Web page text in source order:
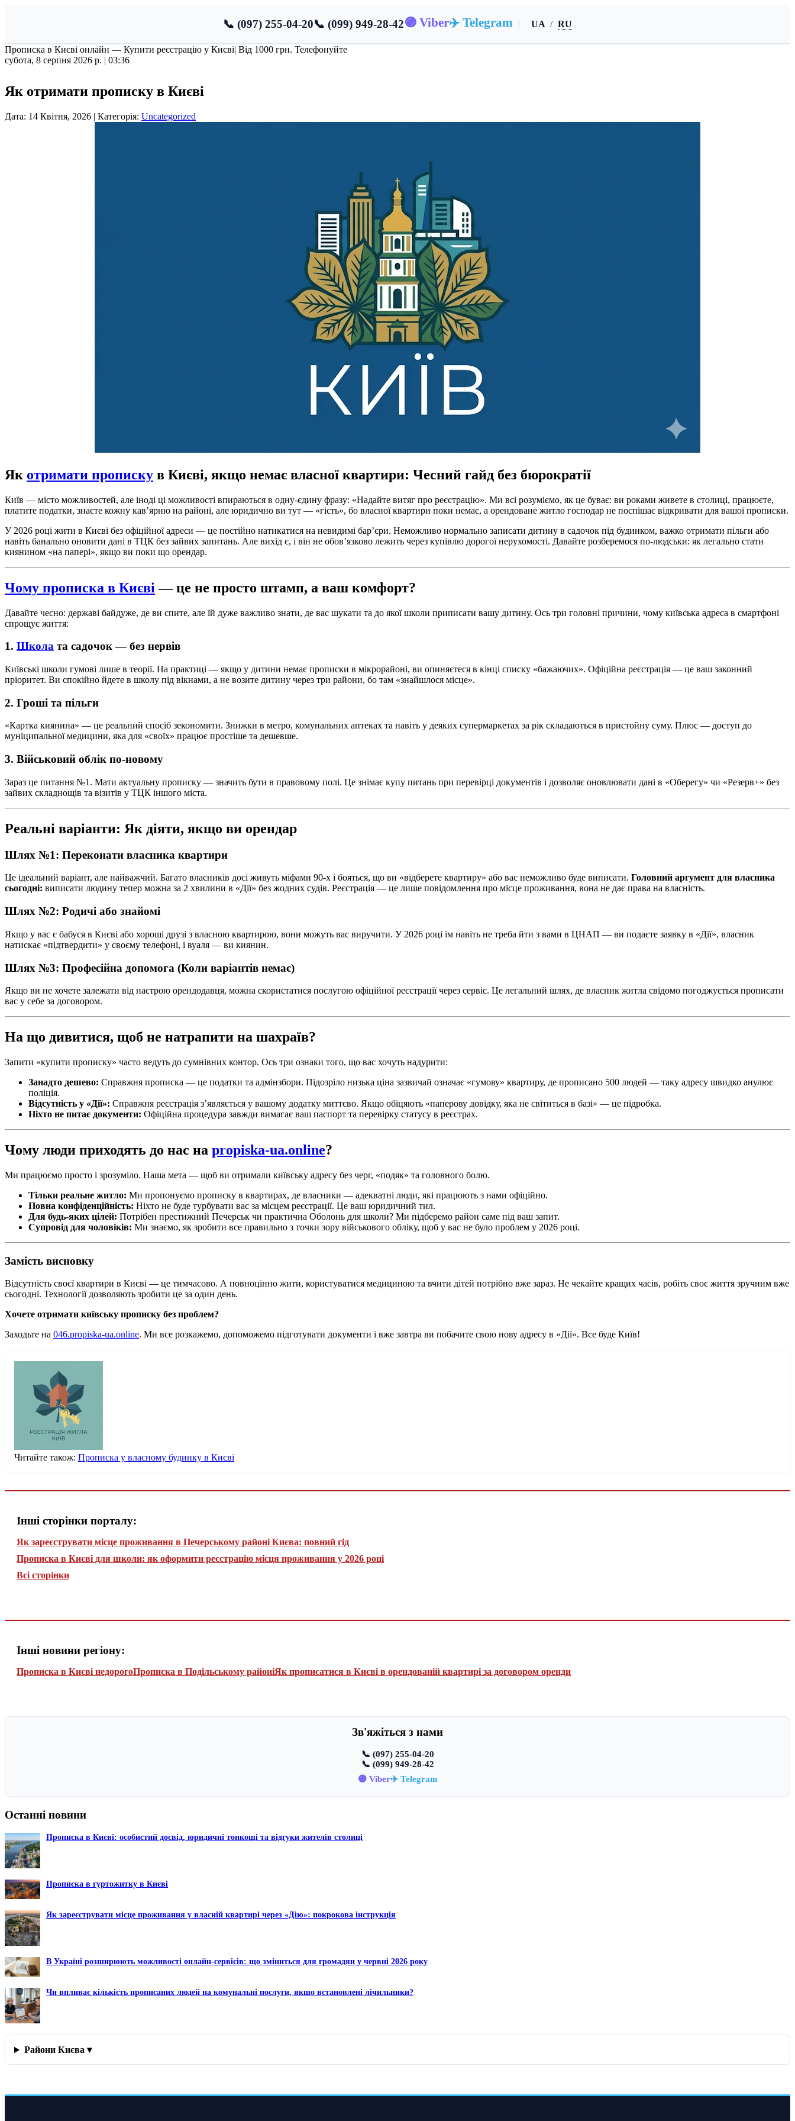
📞 (097) 255-04-20📞 (099) 949-28-42🟣 Viber✈️ Telegram UA / RU
Прописка в Києві онлайн — Купити реєстрацію у Києві| Від 1000 грн. Телефонуйте
субота, 8 серпня 2026 р. | 03:36
Як отримати прописку в Києві
Дата: 14 Квітня, 2026 | Категорія: Uncategorized
Як отримати прописку в Києві, якщо немає власної квартири: Чесний гайд без бюрократії
Київ — місто можливостей, але іноді ці можливості впираються в одну-єдину фразу: «Надайте витяг про реєстрацію». Ми всі розуміємо, як це буває: ви роками живете в столиці, працюєте,
платите податки, знаєте кожну кав’ярню на районі, але юридично ви тут — «гість», бо власної квартири поки немає, а орендоване житло господар не поспішає відкривати для вашої прописки.
У 2026 році жити в Києві без офіційної адреси — це постійно натикатися на невидимі бар’єри. Неможливо нормально записати дитину в садочок під будинком, важко отримати пільги або
навіть банально оновити дані в ТЦК без зайвих запитань. Але вихід є, і він не обов’язково лежить через купівлю дорогої нерухомості. Давайте розберемося по-людськи: як легально стати
киянином «на папері», якщо ви поки що орендар.
Чому прописка в Києві — це не просто штамп, а ваш комфорт?
Давайте чесно: державі байдуже, де ви спите, але їй дуже важливо знати, де вас шукати та до якої школи приписати вашу дитину. Ось три головні причини, чому київська адреса в смартфоні
спрощує життя:
1. Школа та садочок — без нервів
Київські школи гумові лише в теорії. На практиці — якщо у дитини немає прописки в мікрорайоні, ви опиняєтеся в кінці списку «бажаючих». Офіційна реєстрація — це ваш законний
пріоритет. Ви спокійно йдете в школу під вікнами, а не возите дитину через три райони, бо там «знайшлося місце».
2. Гроші та пільги
«Картка киянина» — це реальний спосіб зекономити. Знижки в метро, комунальних аптеках та навіть у деяких супермаркетах за рік складаються в пристойну суму. Плюс — доступ до
муніципальної медицини, яка для «своїх» працює простіше та дешевше.
3. Військовий облік по-новому
Зараз це питання №1. Мати актуальну прописку — значить бути в правовому полі. Це знімає купу питань при перевірці документів і дозволяє оновлювати дані в «Оберегу» чи «Резерв+» без
зайвих складнощів та візитів у ТЦК іншого міста.
Реальні варіанти: Як діяти, якщо ви орендар
Шлях №1: Переконати власника квартири
Це ідеальний варіант, але найважчий. Багато власників досі живуть міфами 90-х і бояться, що ви «відберете квартиру» або вас неможливо буде виписати. Головний аргумент для власника
сьогодні: виписати людину тепер можна за 2 хвилини в «Дії» без жодних судів. Реєстрація — це лише повідомлення про місце проживання, вона не дає права на власність.
Шлях №2: Родичі або знайомі
Якщо у вас є бабуся в Києві або хороші друзі з власною квартирою, вони можуть вас виручити. У 2026 році їм навіть не треба йти з вами в ЦНАП — ви подаєте заявку в «Дії», власник
натискає «підтвердити» у своєму телефоні, і вуаля — ви киянин.
Шлях №3: Професійна допомога (Коли варіантів немає)
Якщо ви не хочете залежати від настрою орендодавця, можна скористатися послугою офіційної реєстрації через сервіс. Це легальний шлях, де власник житла свідомо погоджується прописати
вас у себе за договором.
На що дивитися, щоб не натрапити на шахраїв?
Запити «купити прописку» часто ведуть до сумнівних контор. Ось три ознаки того, що вас хочуть надурити:
Занадто дешево: Справжня прописка — це податки та адмінзбори. Підозріло низька ціна зазвичай означає «гумову» квартиру, де прописано 500 людей — таку адресу швидко анулює
поліція.
Відсутність у «Дії»: Справжня реєстрація з’являється у вашому додатку миттєво. Якщо обіцяють «паперову довідку, яка не світиться в базі» — це підробка.
Ніхто не питає документи: Офіційна процедура завжди вимагає ваш паспорт та перевірку статусу в реєстрах.
Чому люди приходять до нас на propiska-ua.online?
Ми працюємо просто і зрозуміло. Наша мета — щоб ви отримали київську адресу без черг, «подяк» та головного болю.
Тільки реальне житло: Ми пропонуємо прописку в квартирах, де власники — адекватні люди, які працюють з нами офіційно.
Повна конфіденційність: Ніхто не буде турбувати вас за місцем реєстрації. Це ваш юридичний тил.
Для будь-яких цілей: Потрібен престижний Печерськ чи практична Оболонь для школи? Ми підберемо район саме під ваш запит.
Супровід для чоловіків: Ми знаємо, як зробити все правильно з точки зору військового обліку, щоб у вас не було проблем у 2026 році.
Замість висновку
Відсутність своєї квартири в Києві — це тимчасово. А повноцінно жити, користуватися медициною та вчити дітей потрібно вже зараз. Не чекайте кращих часів, робіть своє життя зручним вже
сьогодні. Технології дозволяють зробити це за один день.
Хочете отримати київську прописку без проблем?
Заходьте на 046.propiska-ua.online. Ми все розкажемо, допоможемо підготувати документи і вже завтра ви побачите свою нову адресу в «Дії». Все буде Київ!
Читайте також: Прописка у власному будинку в Києві
Інші сторінки порталу:
Як зареєструвати місце проживання в Печерському районі Києва: повний гід
Прописка в Києві для школи: як оформити реєстрацію місця проживання у 2026 році
Всі сторінки
Інші новини регіону:
Прописка в Києві недорогоПрописка в Подільському районіЯк прописатися в Києві в орендованій квартирі за договором оренди
Зв'яжіться з нами
📞 (097) 255-04-20
📞 (099) 949-28-42
🟣 Viber✈️ Telegram
Останні новини
Прописка в Києві: особистий досвід, юридичні тонкощі та відгуки жителів столиці
Прописка в гуртожитку в Києві
Як зареєструвати місце проживання у власній квартирі через «Дію»: покрокова інструкція
В Україні розширюють можливості онлайн-сервісів: що зміниться для громадян у червні 2026 року
Чи впливає кількість прописаних людей на комунальні послуги, якщо встановлені лічильники?
Райони Києва ▾